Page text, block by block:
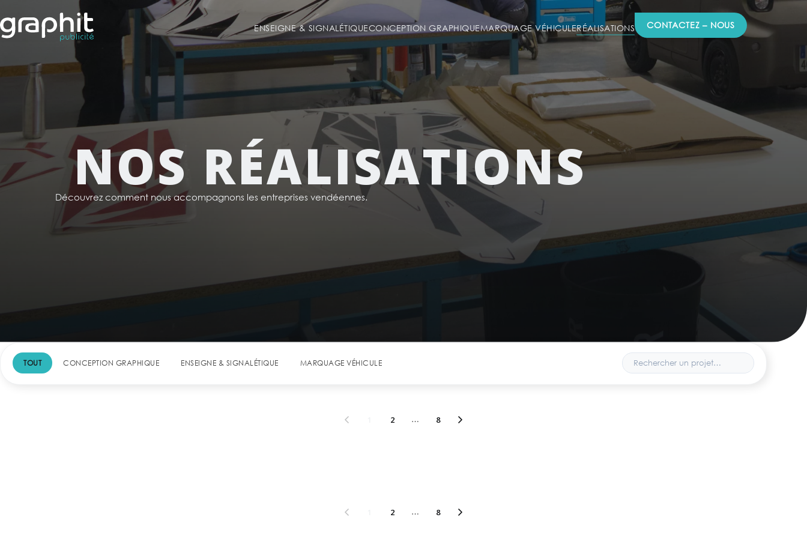
ENSEIGNE & SIGNALÉTIQUECONCEPTION GRAPHIQUEMARQUAGE VÉHICULERÉALISATIONS CONTACTEZ – NOUS
NOS RÉALISATIONS
Découvrez comment nous accompagnons les entreprises vendéennes.
TOUT CONCEPTION GRAPHIQUE ENSEIGNE & SIGNALÉTIQUE MARQUAGE VÉHICULE
2 … 8
2 … 8